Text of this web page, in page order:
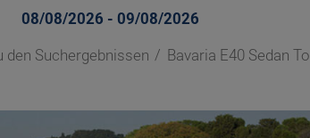
08/08/2026 - 09/08/2026
den Suchergebnissen Bavaria E40 Sedan